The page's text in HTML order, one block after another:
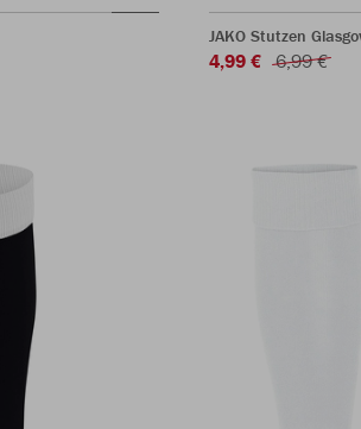
JAKO Stutzen
4,99 € 6,99 €